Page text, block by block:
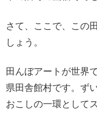
さて、ここで、この
しょう。
田んぼアートが世界
県田舎館村です。ず
おこしの一環として